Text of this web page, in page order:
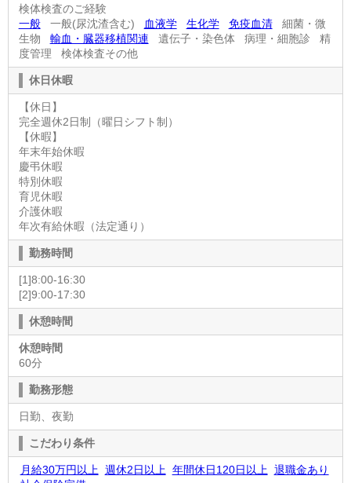
検体検査のご経験
一般一般(尿沈渣含む) 血液学 生化学 免疫血清細菌・微
生物 輸血・臓器移植関連 遺伝子・染色体 病理・細胞診 精
度管理 検体検査その他
休日休暇
【休日】
完全週休2日制（曜日シフト制）
【休暇】
年末年始休暇
慶弔休暇
特別休暇
育児休暇
介護休暇
年次有給休暇（法定通り）
勤務時間
[1]8:00-16:30
[2]9:00-17:30
休憩時間
休憩時間
60分
勤務形態
日勤、夜勤
こだわり条件
月給30万円以上 週休2日以上 年間休日120日以上 退職金あり